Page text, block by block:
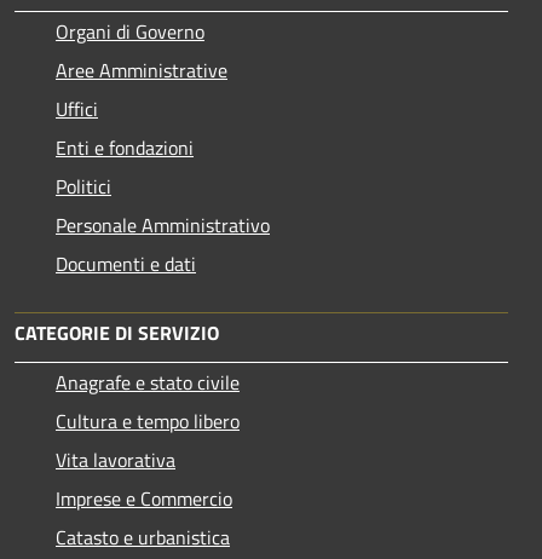
Organi di Governo
Aree Amministrative
Uffici
Enti e fondazioni
Politici
Personale Amministrativo
Documenti e dati
CATEGORIE DI SERVIZIO
Anagrafe e stato civile
Cultura e tempo libero
Vita lavorativa
Imprese e Commercio
Catasto e urbanistica